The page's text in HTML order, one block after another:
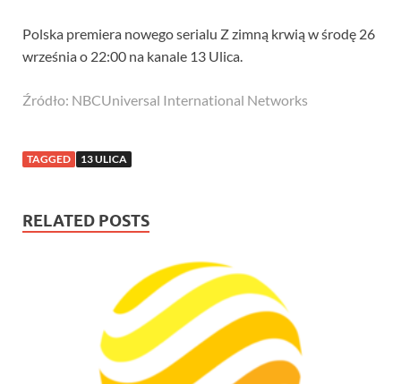
Polska premiera nowego serialu Z zimną krwią w środę 26
września o 22:00 na kanale 13 Ulica.
Źródło: NBCUniversal International Networks
TAGGED 13 ULICA
RELATED POSTS